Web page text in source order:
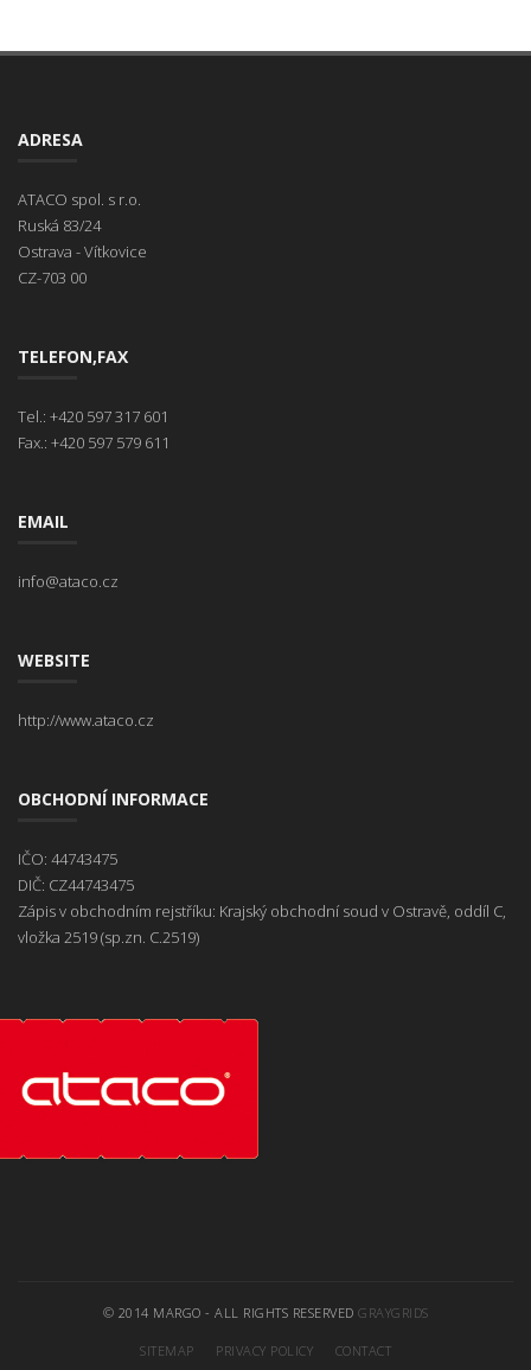
ADRESA
ATACO spol. s r.o.
Ruská 83/24
Ostrava - Vítkovice
CZ-703 00
TELEFON,FAX
Tel.: +420 597 317 601
Fax.: +420 597 579 611
EMAIL
info@ataco.cz
WEBSITE
http://www.ataco.cz
OBCHODNÍ INFORMACE
IČO: 44743475
DIČ: CZ44743475
Zápis v obchodním rejstříku: Krajský obchodní soud v Ostravě, oddíl C,
vložka 2519 (sp.zn. C.2519)
© 2014 MARGO - ALL RIGHTS RESERVED GRAYGRIDS
SITEMAP PRIVACY POLICY CONTACT